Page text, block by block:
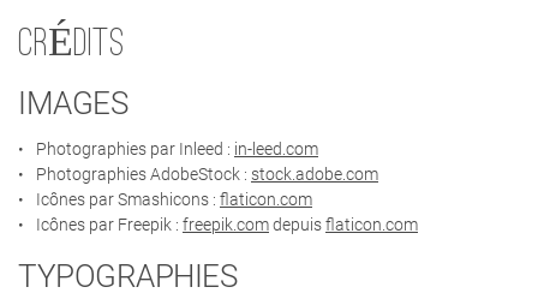
& BARDAGE
RÉALISATIONS
AVIS
ACTUALITÉS
CRÉDITS
IMAGES
Photographies par Inleed : in-leed.com
Photographies AdobeStock : stock.adobe.com
Icônes par Smashicons : flaticon.com
Icônes par Freepik : freepik.comdepuisflaticon.com
TYPOGRAPHIES